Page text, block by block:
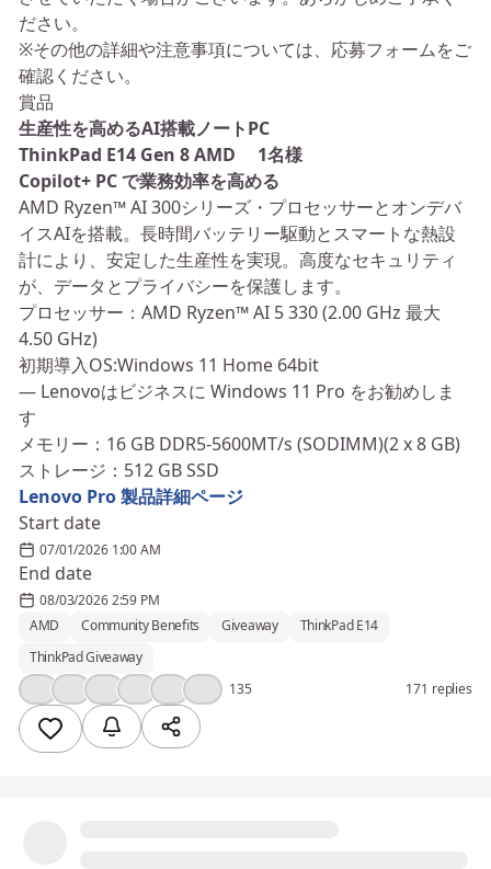
ださい。
※その他の詳細や注意事項については、応募フォームをご
確認ください。
賞品
生産性を高めるAI搭載ノートPC
ThinkPad E14 Gen 8 AMD 1名様
Copilot+ PC で業務効率を高める
AMD Ryzen™ AI 300シリーズ・プロセッサーとオンデバ
イスAIを搭載。長時間バッテリー駆動とスマートな熱設
計により、安定した生産性を実現。高度なセキュリティ
が、データとプライバシーを保護します。
プロセッサー：AMD Ryzen™ AI 5 330 (2.00 GHz 最大
4.50 GHz)
初期導入OS:Windows 11 Home 64bit
― Lenovoはビジネスに Windows 11 Pro をお勧めしま
す
メモリー：16 GB DDR5-5600MT/s (SODIMM)(2 x 8 GB)
ストレージ：512 GB SSD
Lenovo Pro 製品詳細ページ
Start date
07/01/2026 1:00 AM
End date
08/03/2026 2:59 PM
AMD
Community Benefits Giveaway
ThinkPad E14
ThinkPad Giveaway
135 171 replies